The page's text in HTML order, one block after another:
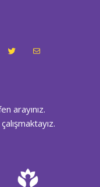
TwitterE-posta
arayınız.